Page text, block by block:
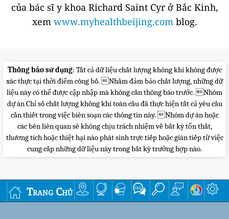
của bác sĩ y khoa Richard Saint Cyr ở Bắc Kinh,
xem www.myhealthbeijing.com blog.
Thông báo sử dụng: Tất cả dữ liệu chất lượng không khí không được
xác thực tại thời điểm công bố. Nhằm đảm bảo chất lượng, những dữ
liệu này có thể được cập nhập mà không cần thông báo trước. Nhóm
dự án Chỉ số chất lượng không khí toàn cầu đã thực hiện tất cả yêu cầu
cần thiết trong việc biên soạn các thông tin này. Nhóm dự án hoặc
các bên liên quan sẽ không chịu trách nhiệm về bất kỳ tổn thất,
thương tích hoặc thiệt hại nào phát sinh trực tiếp hoặc gián tiếp từ việc
cung cấp những dữ liệu này trong bất kỳ trường hợp nào.
Trang Chủ